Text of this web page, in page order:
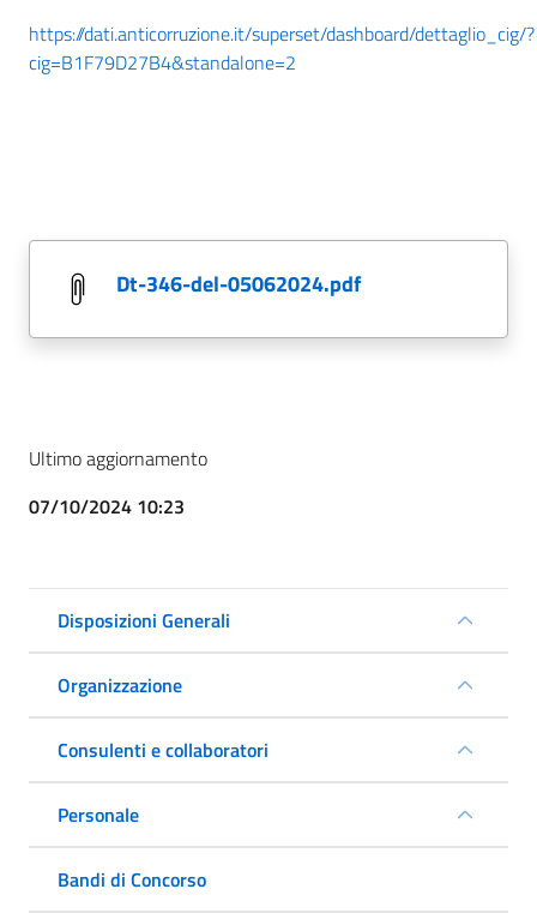
https://dati.anticorruzione.it/superset/dashboard/dettaglio_cig/?
cig=B1F79D27B4&standalone=2
dt-346-del-05062024.pdf
Ultimo aggiornamento
07/10/2024 10:23
Disposizioni Generali
Organizzazione
Consulenti e collaboratori
Personale
Bandi di Concorso